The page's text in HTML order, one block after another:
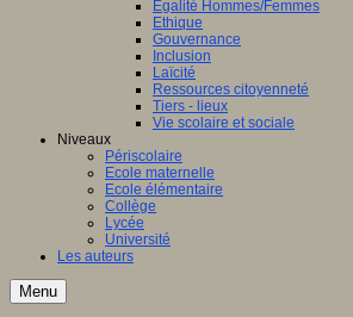
Egalité Hommes/Femmes
Ethique
Gouvernance
Inclusion
Laïcité
Ressources citoyenneté
Tiers - lieux
Vie scolaire et sociale
Niveaux
Périscolaire
Ecole maternelle
Ecole élémentaire
Collège
Lycée
Université
Les auteurs
Menu